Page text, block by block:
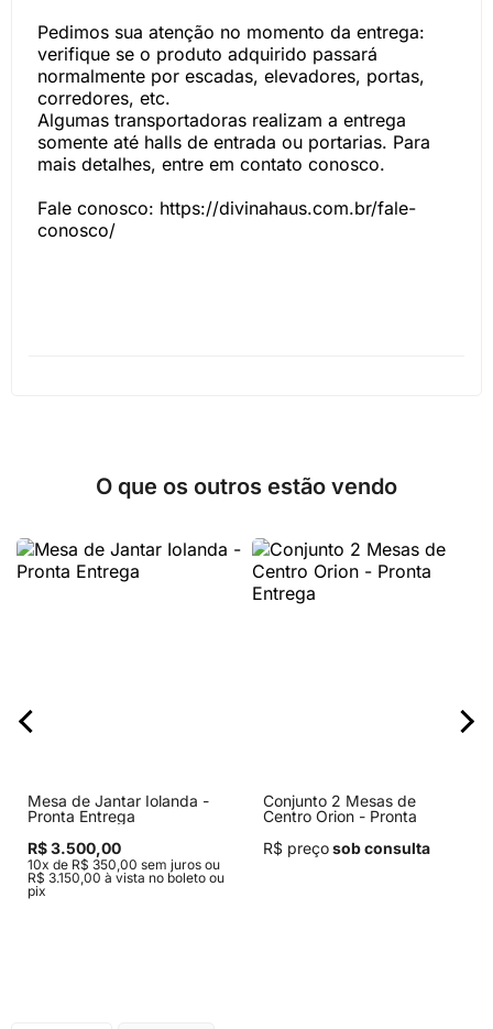
Pedimos sua atenção no momento da entrega:
verifique se o produto adquirido passará
normalmente por escadas, elevadores, portas,
corredores, etc.
Algumas transportadoras realizam a entrega
somente até halls de entrada ou portarias. Para
mais detalhes, entre em contato conosco.
Fale conosco: https://divinahaus.com.br/fale-
conosco/
O que os outros estão vendo
Mesa de Jantar Iolanda -
Pronta Entrega
R$ 3.500,00
10x de R$ 350,00 sem juros ou
R$ 3.150,00 à vista no boleto ou
pix
Conjunto 2 Mesas de
Centro Orion - Pronta
R$ preçosob consulta